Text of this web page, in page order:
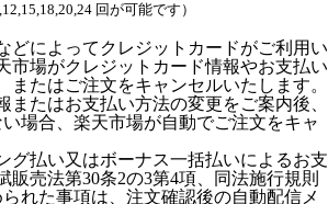
回が可能です）
どによってクレジットカードがご利用い
市場がクレジットカード情報やお支払い
またはご注文をキャンセルいたします。
またはお支払い方法の変更をご案内後、
場合、楽天市場が自動でご注文をキャ
グ払い又はボーナス一括払いによるお支
販売法第30条2の3第4項、同法施行規則
れた事項は、注文確認後の自動配信メ